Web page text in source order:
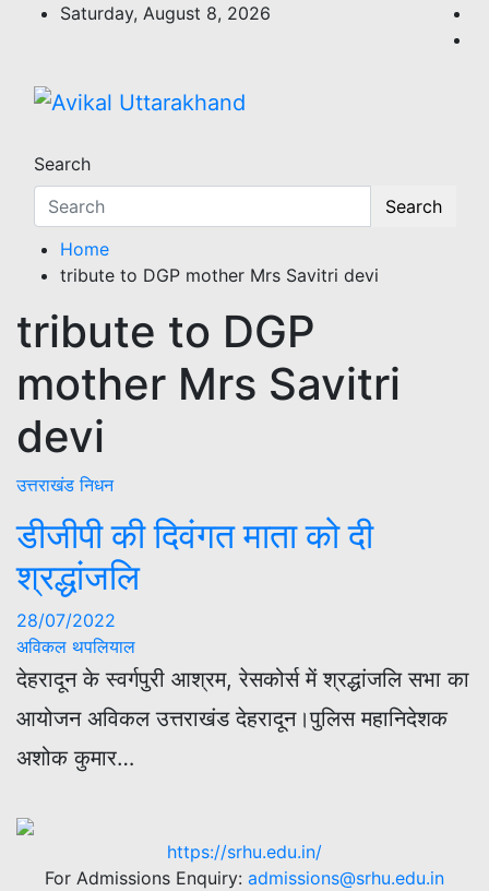
Saturday, August 8, 2026
Search
Search
Home
tribute to DGP mother Mrs Savitri devi
tribute to DGP
mother Mrs Savitri
devi
उत्तराखंड निधन
डीजीपी की दिवंगत माता को दी
श्रद्धांजलि
28/07/2022
अविकल थपलियाल
देहरादून के स्वर्गपुरी आश्रम, रेसकोर्स में श्रद्धांजलि सभा का
आयोजन अविकल उत्तराखंड देहरादून।पुलिस महानिदेशक
अशोक कुमार…
https://srhu.edu.in/
For Admissions Enquiry: admissions@srhu.edu.in